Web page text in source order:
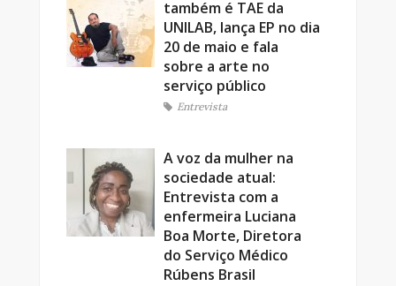
também é TAE da
UNILAB, lança EP no dia
20 de maio e fala
sobre a arte no
serviço público
Entrevista
A voz da mulher na
sociedade atual:
Entrevista com a
enfermeira Luciana
Boa Morte, Diretora
do Serviço Médico
Rúbens Brasil